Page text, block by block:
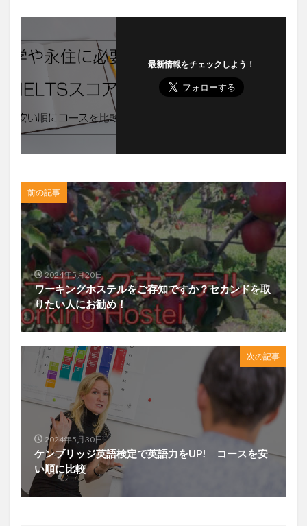
最新情報をチェックしよう！
前の記事
2024年5月20日
ワーキングホステルをご存知ですか？セカンドを取
りたい人にお勧め！
次の記事
2024年5月30日
ケンブリッジ英語検定で英語力をUP! コースを安
い順に比較